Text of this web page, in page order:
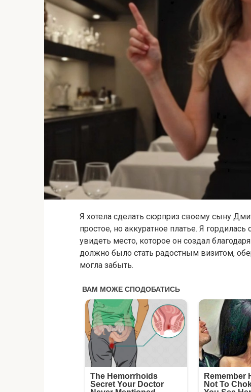
Я хотела сделать сюрприз своему сыну
простое, но аккуратное платье. Я
увидеть место, которое он создал
должно было стать радостным визитом,
могла забыть.